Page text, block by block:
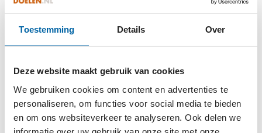
Toestemming Details Over
Deze website maakt gebruik van cookies
We gebruiken cookies om content en advertenties te
personaliseren, om functies voor social media te bieden
en om ons websiteverkeer te analyseren. Ook delen we
werk- en activeringsprojecten.
Onze 1000 vrijwilligers zetten zich in voor mensen
met financiële problemen, vereenzaamde mensen
zelfredzaamheid van onze klanten: zelf leren vissen
in plaats van een vis te geven.